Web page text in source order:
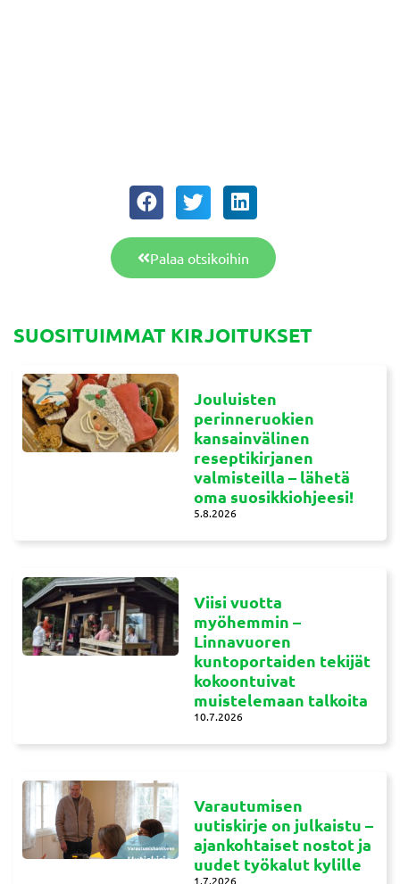
Palaa otsikoihin
SUOSITUIMMAT KIRJOITUKSET
Jouluisten
perinneruokien
kansainvälinen
reseptikirjanen
valmisteilla – lähetä
oma suosikkiohjeesi!
5.8.2026
Viisi vuotta
myöhemmin –
Linnavuoren
kuntoportaiden tekijät
kokoontuivat
muistelemaan talkoita
10.7.2026
Varautumisen
uutiskirje on julkaistu –
ajankohtaiset nostot ja
uudet työkalut kylille
1.7.2026